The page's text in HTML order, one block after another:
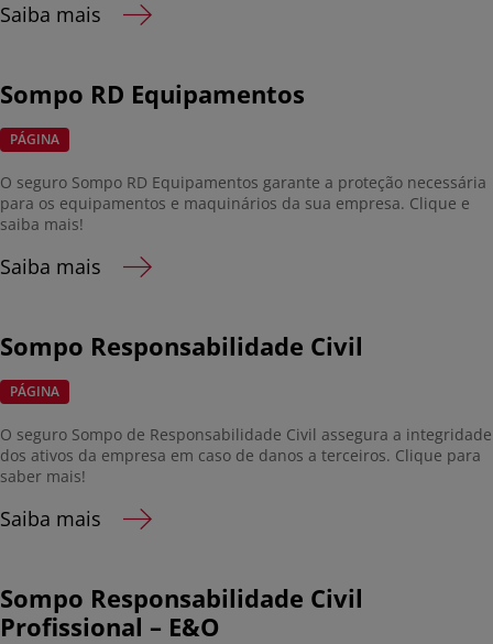
Saiba mais
Sompo RD Equipamentos
PÁGINA
O seguro Sompo RD Equipamentos garante a proteção necessária
para os equipamentos e maquinários da sua empresa. Clique e
saiba mais!
Saiba mais
Sompo Responsabilidade Civil
PÁGINA
O seguro Sompo de Responsabilidade Civil assegura a integridade
dos ativos da empresa em caso de danos a terceiros. Clique para
saber mais!
Saiba mais
Sompo Responsabilidade Civil
Profissional – E&O